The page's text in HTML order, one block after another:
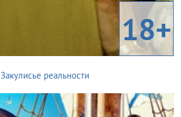
18+
Закулисье реальности